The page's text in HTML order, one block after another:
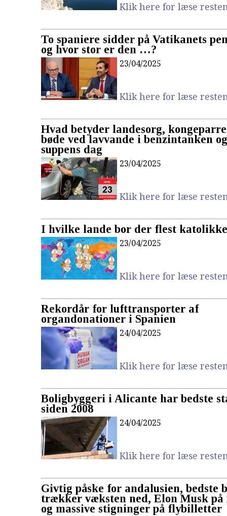
Klik here for læse
To spaniere sidder på Vatikanets
og hvor stor er den …?
23/04/2025
Klik here for læse
Hvad betyder landesorg,
bøde ved lavvande i benzintanken
suppens dag
23/04/2025
Klik here for læse
I hvilke lande bor der flest
23/04/2025
Klik here for læse
Rekordår for lufttransporter af
organdonationer i Spanien
24/04/2025
Klik here for læse
Boligbyggeri i Alicante har bedste
siden 2008
24/04/2025
Klik here for læse
Givtig påske for andalusien, bedste
trækker væksten ned, Elon Musk på
og massive stigninger på flybilletter